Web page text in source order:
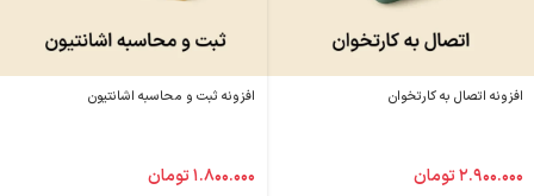
افزونه اتصال به کارتخوان
۲.۹۰۰.۰۰۰تومان
افزونه ثبت و محاسبه اشانتیون
۱.۸۰۰.۰۰۰تومان